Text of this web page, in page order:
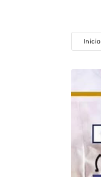
Inicio